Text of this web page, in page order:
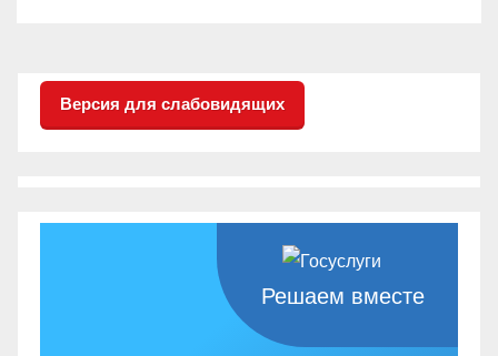
Версия для слабовидящих
Решаем вместе